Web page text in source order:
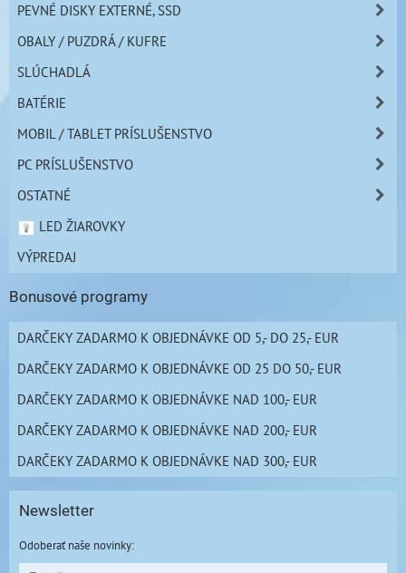
PEVNÉ DISKY EXTERNÉ, SSD
OBALY / PUZDRÁ / KUFRE
SLÚCHADLÁ
BATÉRIE
MOBIL / TABLET PRÍSLUŠENSTVO
PC PRÍSLUŠENSTVO
OSTATNÉ
LED ŽIAROVKY
VÝPREDAJ
Bonusové programy
DARČEKY ZADARMO K OBJEDNÁVKE OD 5,- DO 25,- EUR
DARČEKY ZADARMO K OBJEDNÁVKE OD 25 DO 50,- EUR
DARČEKY ZADARMO K OBJEDNÁVKE NAD 100,- EUR
DARČEKY ZADARMO K OBJEDNÁVKE NAD 200,- EUR
DARČEKY ZADARMO K OBJEDNÁVKE NAD 300,- EUR
Newsletter
Odoberať naše novinky: